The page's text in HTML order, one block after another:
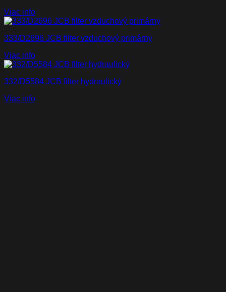
Viac info
333/D2696 JCB filter vzduchový primárny
Viac info
332/D5584 JCB filter hydraulický
Viac info